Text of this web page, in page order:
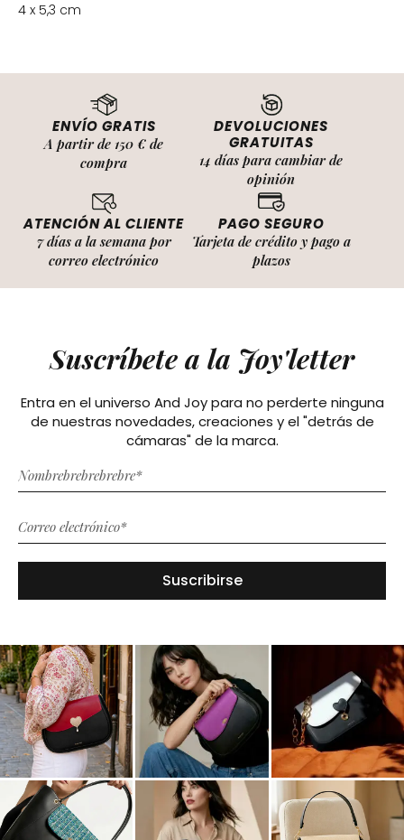
4 x 5,3 cm
ENVÍO GRATIS
A partir de 150 € de
compra
DEVOLUCIONES
GRATUITAS
14 días para cambiar de
opinión
ATENCIÓN AL CLIENTE
7 días a la semana por
correo electrónico
PAGO SEGURO
Tarjeta de crédito y pago a
plazos
Suscríbete a la Joy'letter
Entra en el universo And Joy para no perderte ninguna
de nuestras novedades, creaciones y el "detrás de
cámaras" de la marca.
Suscribirse